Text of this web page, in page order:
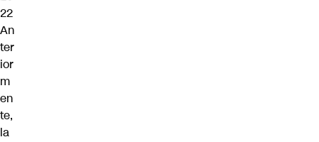
22
An
ter
ior
m
en
te,
la